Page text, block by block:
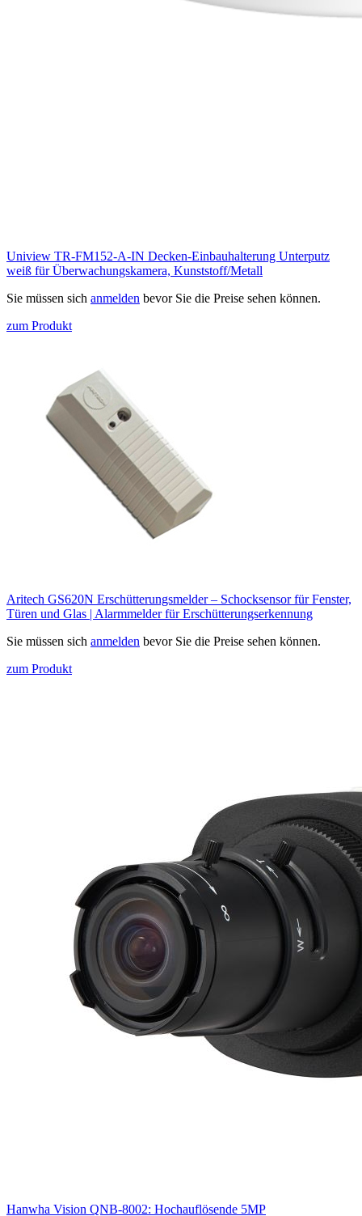
Uniview TR-FM152-A-IN Decken-Einbauhalterung Unterputz
weiß für Überwachungskamera, Kunststoff/Metall
Sie müssen sich anmelden bevor Sie die Preise sehen können.
zum Produkt
Aritech GS620N Erschütterungsmelder – Schocksensor für Fenster,
Türen und Glas | Alarmmelder für Erschütterungserkennung
Sie müssen sich anmelden bevor Sie die Preise sehen können.
zum Produkt
Hanwha Vision QNB-8002: Hochauflösende 5MP